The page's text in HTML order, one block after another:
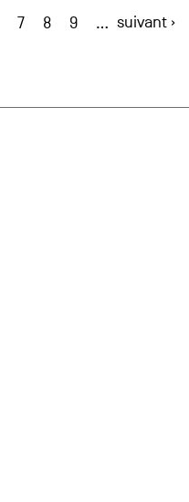
7 8 9 … suivant ›